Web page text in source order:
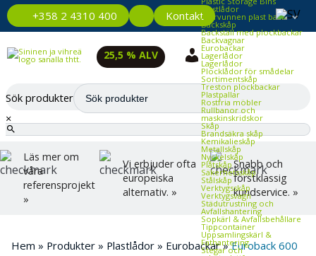
+358 2 4310 400 Kontakt Plastlådor
Återvunnen plast back
Backskåp
Backställ med plockbackar
Backvagnar
Eurobackar
Lagerlådor
Lagerlådor
Plocklådor för smådelar
Sortimentskåp
Treston plockbackar
Plastpallar
Rostfria möbler
Rullbanor och
maskinskridskor
Skåp
Brandsäkra skåp
Kemikalieskåp
Metallskåp
Nyckelskåp
Plåtskåp
Säkerhetsskåp
Stålskåp
Verktygsskåp
Verktygsvagn
Städutrustning och
Avfallshantering
Sopkärl & Avfallsbehållare
Tippcontainer
Uppsamlingskärl &
Fathantering
Stegar och
25,5 % ALV
Sök produkter
×
Läs mer om
våra
referensprojekt
»
Vi erbjuder ofta
europeiska
alternativ. »
Snabb och
förstklassig
kundservice. »
Hem » Produkter » Plastlådor » Eurobackar»Euroback 600